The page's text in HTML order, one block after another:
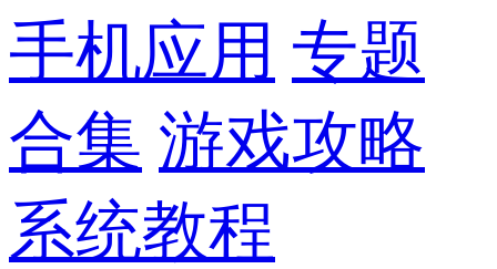
手机应用 专题
合集 游戏攻略
系统教程